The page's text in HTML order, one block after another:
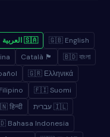
🇬🇧 English 🇸🇦 العربية
🇧🇩 বাংলা
🏴 Català
🇬🇷 Ελληνικά
🇫🇮 Suomi
🇮🇱 עברית
हिन्दी
Bahasa Indonesia